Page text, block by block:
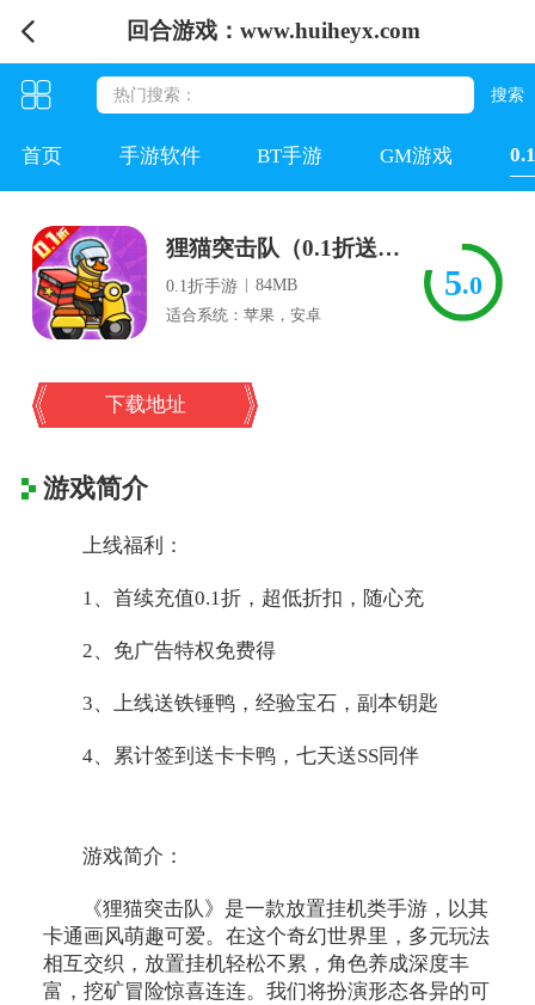
回合游戏：www.huiheyx.com
首页 手游软件 BT手游 GM游戏
狸猫突击队（0.1折送送餐鸭）
0.1折手游 |84MB
适合系统：苹果，安卓
5.0
下载地址
游戏简介
上线福利：
1、首续充值0.1折，超低折扣，随心充
2、免广告特权免费得
3、上线送铁锤鸭，经验宝石，副本钥匙
4、累计签到送卡卡鸭，七天送SS同伴
游戏简介：
《狸猫突击队》是一款放置挂机类手游，以其
卡通画风萌趣可爱。在这个奇幻世界里，多元玩法
相互交织，放置挂机轻松不累，角色养成深度丰
富，挖矿冒险惊喜连连。我们将扮演形态各异的可